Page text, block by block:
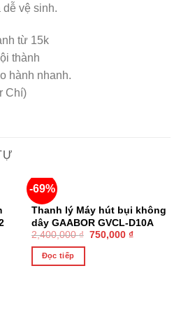
vệ sinh.
từ 15k
thành
hành nhanh.
Chí)
-69%
HẾT HÀNG
Thanh lý Máy hút bụi không
dây GAABOR GVCL-D10A
2,400,000₫ 750,000 ₫
Đọc tiếp